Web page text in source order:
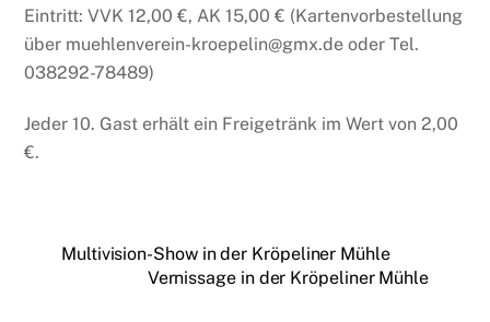
Eintritt: VVK 12,00 €, AK 15,00 € (Kartenvorbestellung
über muehlenverein-kroepelin@gmx.de oder Tel.
038292-78489)
Jeder 10. Gast erhält ein Freigetränk im Wert von 2,00
€.
Multivision-Show in der Kröpeliner Mühle
Vernissage in der Kröpeliner Mühle